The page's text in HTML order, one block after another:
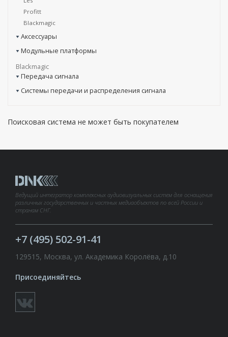
Profitt
Blackmagic
Аксессуары
Модульные платформы
Blackmagic
Передача сигнала
Системы передачи и распределения сигнала
Поисковая система не может быть покупателем
Ведущий интегратор комплексных аудиовизуальных систем для оснащения
различных государственных и частных медиаобъектов по всей России и
странам СНГ.
+7 (495) 502-91-41
129515, Москва, ул. Академика Королёва, д.10
Присоединяйтесь